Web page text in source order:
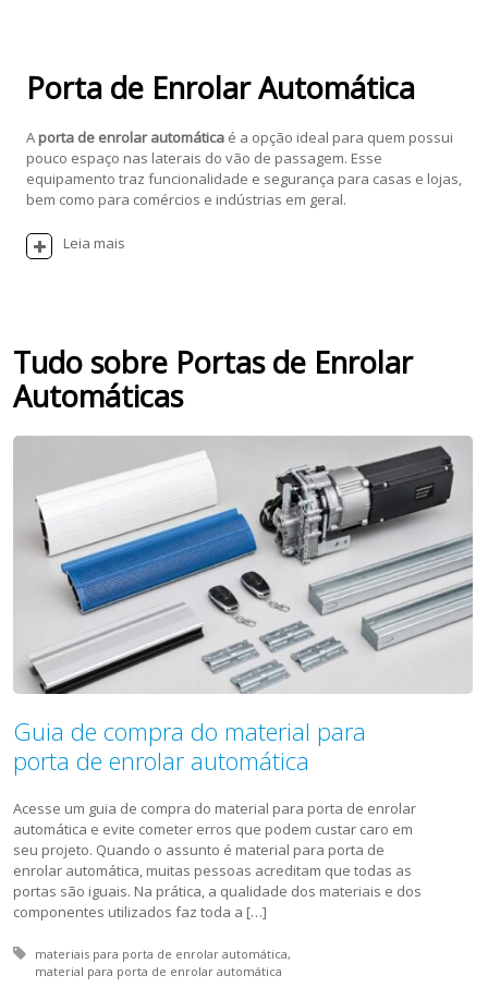
Porta de Enrolar Automática
A porta de enrolar automáticaé a opção ideal para quem possui
pouco espaço nas laterais do vão de passagem. Esse
equipamento traz funcionalidade e segurança para casas e lojas,
bem como para comércios e indústrias em geral.
Leia mais
Tudo sobre Portas de Enrolar
Automáticas
Guia de compra do material para
porta de enrolar automática
Acesse um guia de compra do material para porta de enrolar
automática e evite cometer erros que podem custar caro em
seu projeto. Quando o assunto é material para porta de
enrolar automática, muitas pessoas acreditam que todas as
portas são iguais. Na prática, a qualidade dos materiais e dos
componentes utilizados faz toda a […]
Tagged with:
materiais para porta de enrolar automática
material para porta de enrolar automática